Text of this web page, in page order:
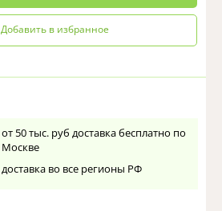
Добавить в избранное
от 50 тыс. руб доставка бесплатно по
Москве
доставка во все регионы РФ